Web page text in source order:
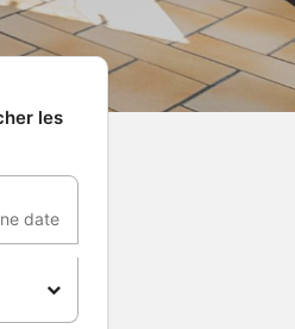
les
date